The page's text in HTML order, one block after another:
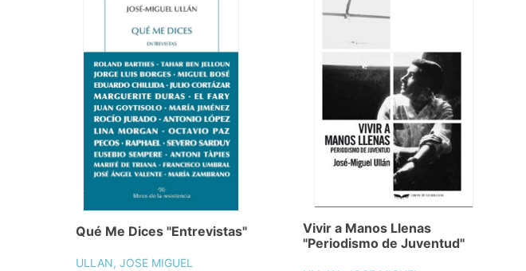
Qué Me Dices "Entrevistas"
ULLAN, JOSE MIGUEL
Vivir a Manos Llenas
"Periodismo de Juventud"